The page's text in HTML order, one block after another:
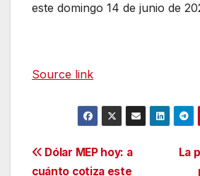
este domingo 14 de junio de
Source link
Navegación
La
Dólar MEP hoy: a
cuánto cotiza este